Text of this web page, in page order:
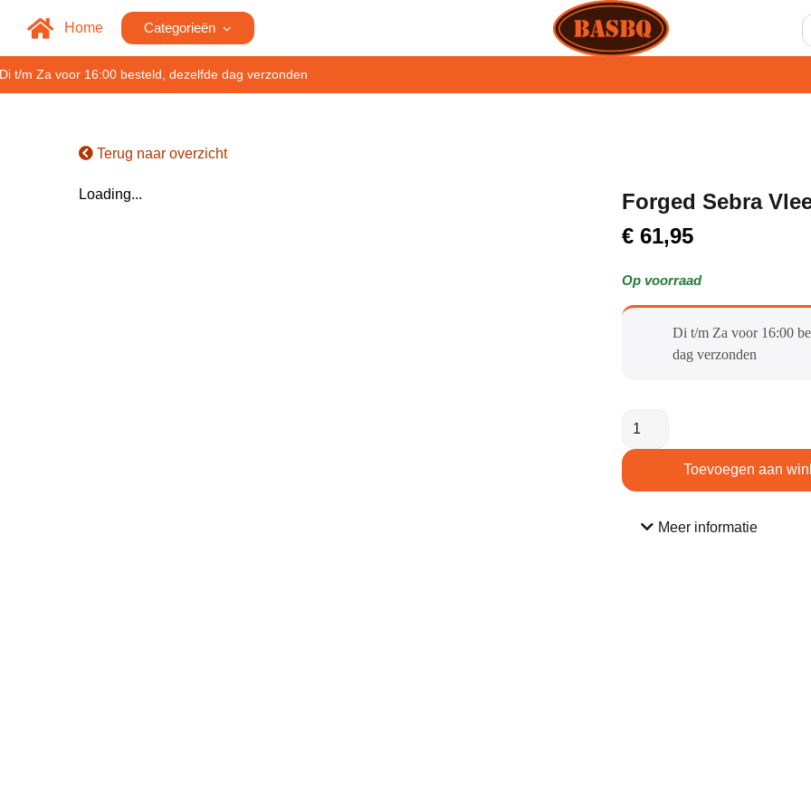
Home Categorieën
t/m Za voor 16:00 besteld, dezelfde dag verzonden
Terug naar overzicht
Loading...
Forged Sebra
€ 61,95
Op voorraad
Di t/m Za voor 16:00
dag verzonden​
Toevoegen aan
Meer informatie